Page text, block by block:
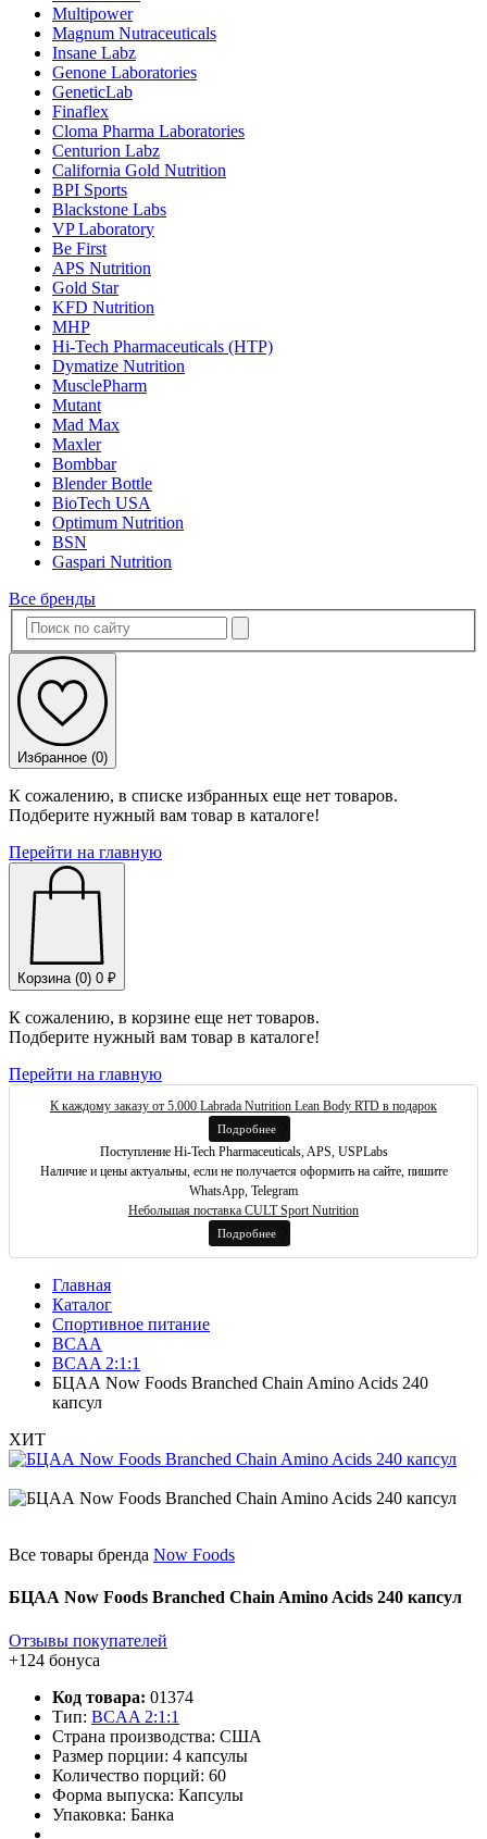
Multipower
Magnum Nutraceuticals
Insane Labz
Genone Laboratories
GeneticLab
Finaflex
Cloma Pharma Laboratories
Centurion Labz
California Gold Nutrition
BPI Sports
Blackstone Labs
VP Laboratory
Be First
APS Nutrition
Gold Star
KFD Nutrition
MHP
Hi-Tech Pharmaceuticals (HTP)
Dymatize Nutrition
MusclePharm
Mutant
Mad Max
Maxler
Bombbar
Blender Bottle
BioTech USA
Optimum Nutrition
BSN
Gaspari Nutrition
Все бренды
Избранное (0)
К сожалению, в списке избранных еще нет товаров.
Подберите нужный вам товар в каталоге!
Перейти на главную
Корзина (0) 0 ₽
К сожалению, в корзине еще нет товаров.
Подберите нужный вам товар в каталоге!
Перейти на главную
К каждому заказу от 5.000 Labrada Nutrition Lean Body RTD в подарок
Подробнее
Поступление Hi-Tech Pharmaceuticals, APS, USPLabs
Наличие и цены актуальны, если не получается оформить на сайте, пишите
WhatsApp, Telegram
Небольшая поставка CULT Sport Nutrition
Подробнее
Главная
Каталог
Спортивное питание
BCAA
BCAA 2:1:1
БЦАА Now Foods Branched Chain Amino Acids 240
капсул
ХИТ
Все товары бренда Now Foods
БЦАА Now Foods Branched Chain Amino Acids 240 капсул
Отзывы покупателей
+124 бонуса
Код товара: 01374
Тип: BCAA 2:1:1
Страна производства: США
Размер порции: 4 капсулы
Количество порций: 60
Форма выпуска: Капсулы
Упаковка: Банка